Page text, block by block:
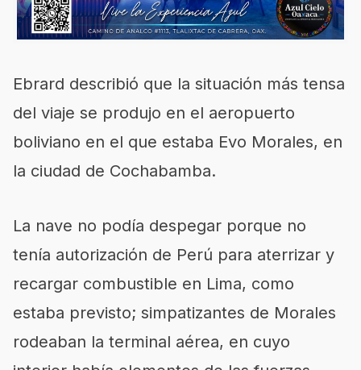
Ebrard describió que la situación más tensa
del viaje se produjo en el aeropuerto
boliviano en el que estaba Evo Morales, en
la ciudad de Cochabamba.
La nave no podía despegar porque no
tenía autorización de Perú para aterrizar y
recargar combustible en Lima, como
estaba previsto; simpatizantes de Morales
rodeaban la terminal aérea, en cuyo